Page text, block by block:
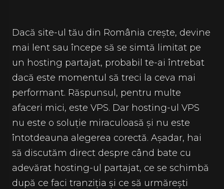
Dacă site-ul tău din România crește, devine
mai lent sau începe să se simtă limitat pe
un hosting partajat, probabil te-ai întrebat
dacă este momentul să treci la ceva mai
performant. Răspunsul, pentru multe
afaceri mici, este VPS. Dar hosting-ul VPS
nu este o soluție miraculoasă și nu este
întotdeauna alegerea corectă. Așadar, hai
să discutăm direct despre când bate cu
adevărat hosting-ul partajat, ce se schimbă
după ce faci tranziția și ce să urmărești